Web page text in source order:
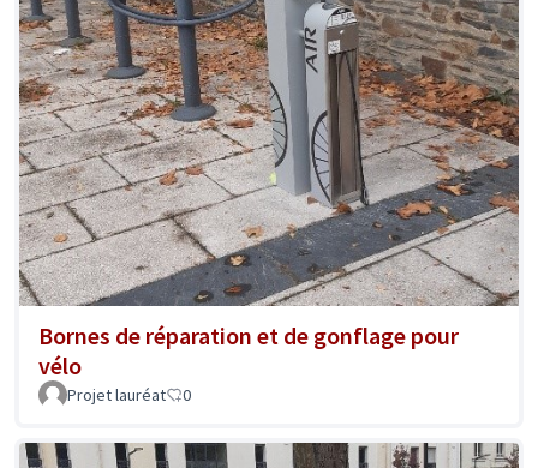
Bornes de réparation et de gonflage pour
vélo
Projet lauréat 0